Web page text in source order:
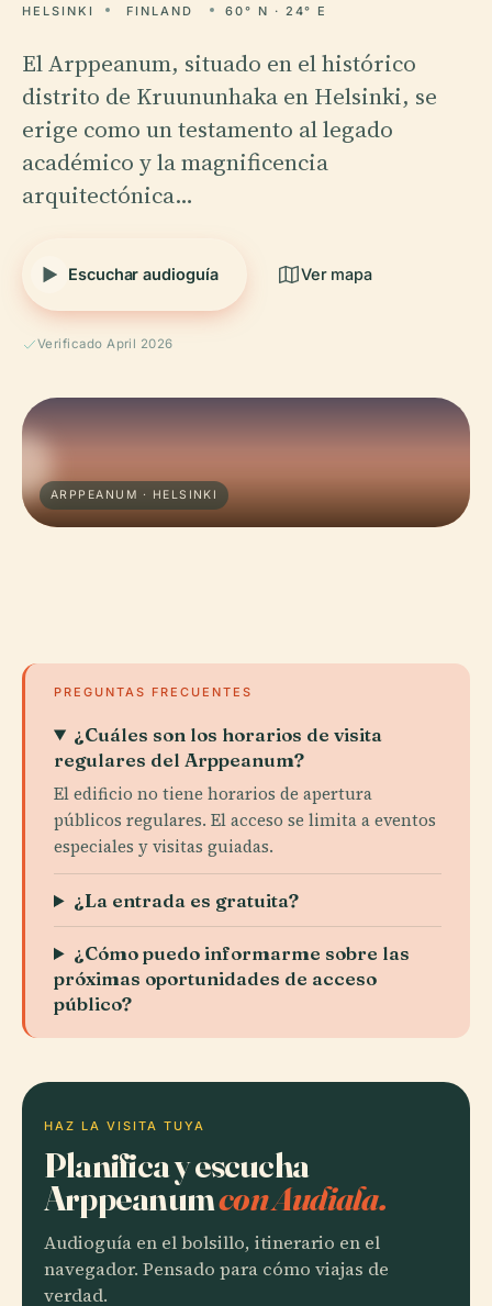
HELSINKI FINLAND 60° N · 24° E
El Arppeanum, situado en el histórico
distrito de Kruununhaka en Helsinki, se
erige como un testamento al legado
académico y la magnificencia
arquitectónica…
Escuchar audioguía Ver mapa
Verificado April 2026
ARPPEANUM · HELSINKI
PREGUNTAS FRECUENTES
¿Cuáles son los horarios de visita
regulares del Arppeanum?
El edificio no tiene horarios de apertura
públicos regulares. El acceso se limita a eventos
especiales y visitas guiadas.
¿La entrada es gratuita?
¿Cómo puedo informarme sobre las
próximas oportunidades de acceso
público?
HAZ LA VISITA TUYA
Planifica y escucha
Arppeanumcon Audiala.
Audioguía en el bolsillo, itinerario en el
navegador. Pensado para cómo viajas de
verdad.